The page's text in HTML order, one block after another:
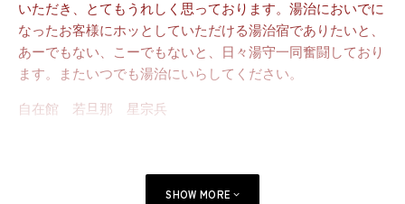
いただき、とてもうれしく思っております。湯治においでに
なったお客様にホッとしていただける湯治宿でありたいと、
あーでもない、こーでもないと、日々湯守一同奮闘しており
ます。またいつでも湯治にいらしてください。
自在館 若旦那 星宗兵
SHOW MORE